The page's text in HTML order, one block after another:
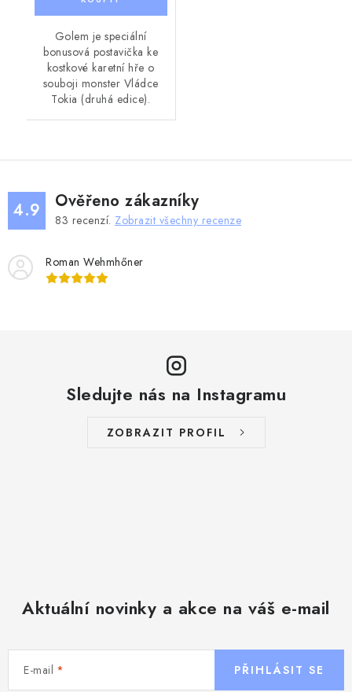
Golem je speciální
bonusová postavička ke
kostkové karetní hře o
souboji monster Vládce
Tokia (druhá edice).
4.9 Ověřeno zákazníky
83 recenzí. Zobrazit všechny recenze
Roman Wehmhőner
Sledujte nás na Instagramu
ZOBRAZIT PROFIL
Aktuální novinky a akce na váš e-mail
E-mail PŘIHLÁSIT SE